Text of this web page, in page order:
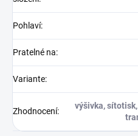
Pohlaví:
Pratelné na:
Variante:
Zhodnocení:
výšivka,